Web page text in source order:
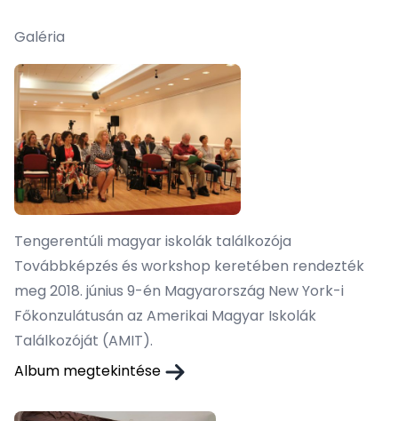
Galéria
Tengerentúli magyar iskolák találkozója
Továbbképzés és workshop keretében rendezték
meg 2018. június 9-én Magyarország New York-i
Főkonzulátusán az Amerikai Magyar Iskolák
Találkozóját (AMIT).
Album megtekintése